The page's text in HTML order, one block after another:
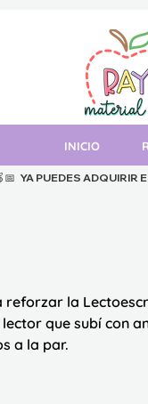
INICIO
la
que subí con
a la par.